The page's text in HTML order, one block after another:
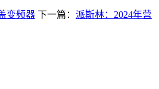
变频器 下一篇： 派斯林：2024年营